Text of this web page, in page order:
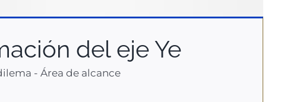
del eje Ye
- Área de alcance